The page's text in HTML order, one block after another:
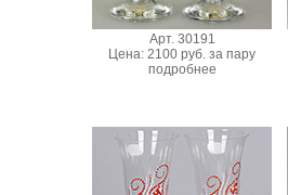
Арт. 30191
Цена: 2100 руб. за пару
подробнее